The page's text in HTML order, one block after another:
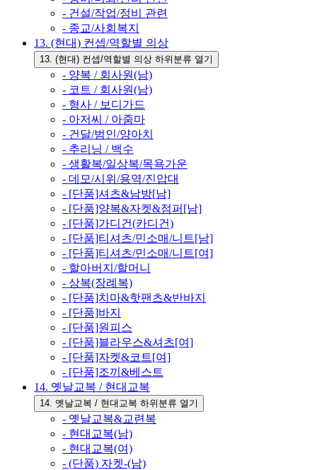
- 건설/작업/정비 관련
- 종교/사회복지
13. (현대) 컨셉/역할별 의상
13. (현대) 컨셉/역할별 의상 하위분류 열기
- 양복 / 회사원(남)
- 코트 / 회사원(남)
- 형사 / 보디가드
- 아저씨 / 아줌마
- 건달/범인/양아치
- 추리닝 / 백수
- 생활복/일상복/목욕가운
- 데모/시위/용역/진압대
- [단품]셔츠&남방[남]
- [단품]양복&자켓&점퍼[남]
- [단품]가디건(카디건)
- [단품]티셔츠/민소매/니트[남]
- [단품]티셔츠/민소매/니트[여]
- 할아버지/할머니
- 상복(장례복)
- [단품]치마&핫팬츠&반바지
- [단품]바지
- [단품]원피스
- [단품]블라우스&셔츠[여]
- [단품]자켓&코트[여]
- [단품]조끼&베스트
14. 옛날교복 / 현대교복
14. 옛날교복 / 현대교복 하위분류 열기
- 옛날교복&교련복
- 현대교복(남)
- 현대교복(여)
- (단품) 자켓-(남)